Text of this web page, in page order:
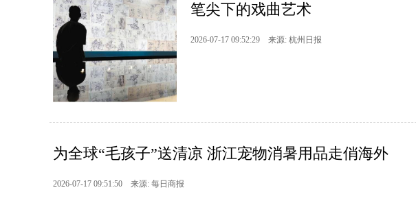
笔尖下的戏曲艺术
2026-07-17 09:52:29 来源: 杭州日报
为全球“毛孩子”送清凉 浙江宠物消暑用品走俏海外
2026-07-17 09:51:50 来源: 每日商报